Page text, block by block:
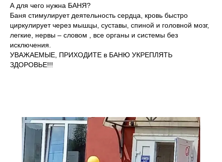
А для чего нужна БАНЯ?
Баня стимулирует деятельность сердца, кровь быстро
циркулирует через мышцы, суставы, спиной и головной мозг,
легкие, нервы – словом , все органы и системы без
исключения.
УВАЖАЕМЫЕ, ПРИХОДИТЕ в БАНЮ УКРЕПЛЯТЬ
ЗДОРОВЬЕ!!!